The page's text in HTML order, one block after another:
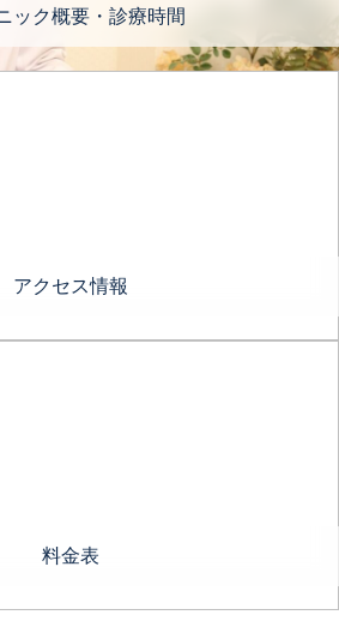
ック概要・診療時間
アクセス情報
料金表